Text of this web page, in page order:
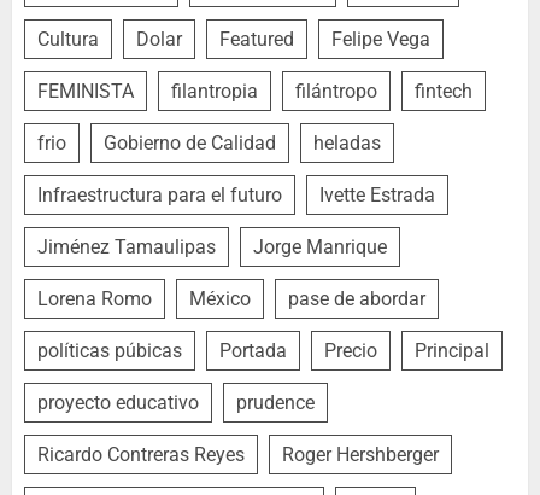
Cultura Dolar Featured Felipe Vega
FEMINISTA filantropia filántropo fintech
frio Gobierno de Calidad heladas
Infraestructura para el futuro Ivette Estrada
Jiménez Tamaulipas Jorge Manrique
Lorena Romo México pase de abordar
políticas púbicas Portada Precio Principal
proyecto educativo prudence
Ricardo Contreras Reyes Roger Hershberger